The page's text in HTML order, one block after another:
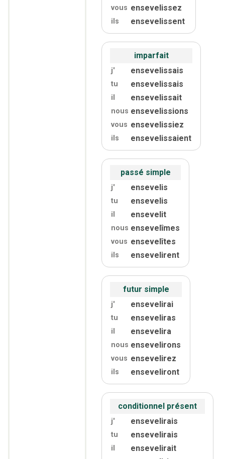
vous ensevelissez
ils ensevelissent
imparfait
j' ensevelissais
tu ensevelissais
il ensevelissait
nous ensevelissions
vous ensevelissiez
ils ensevelissaient
passé simple
j' ensevelis
tu ensevelis
il ensevelit
nous ensevelîmes
vous ensevelîtes
ils ensevelirent
futur simple
j' ensevelirai
tu enseveliras
il ensevelira
nous ensevelirons
vous ensevelirez
ils enseveliront
conditionnel présent
j' ensevelirais
tu ensevelirais
il ensevelirait